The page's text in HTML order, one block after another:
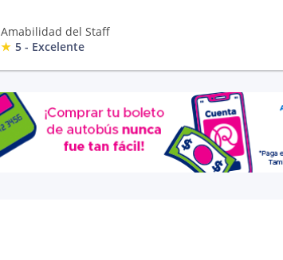
Amabilidad del Staff
5 - Excelente